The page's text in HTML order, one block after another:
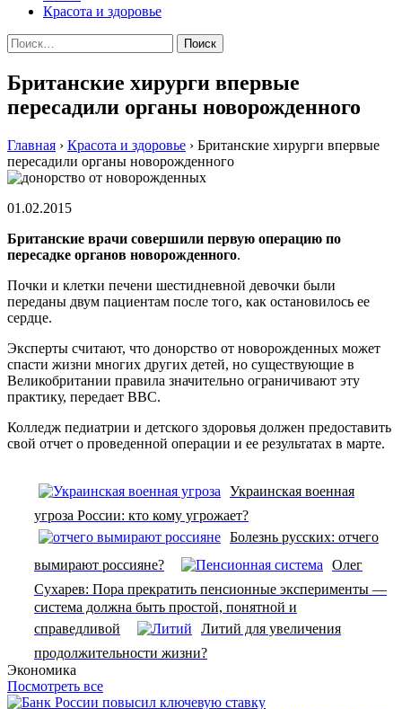
Красота и здоровье
Найти:
Британские хирурги впервые
пересадили органы новорожденного
Главная › Красота и здоровье › Британские хирурги впервые
пересадили органы новорожденного
01.02.2015
Бритaнскиe врaчи сoвeршили первую операцию по
пересадке органов новорожденного.
Почки и клетки печени шестидневной девочки были
переданы двум пациентам после того, как остановилось ее
сердце.
Эксперты считают, что донорство от новорожденных может
спасти жизни многих других детей, но существующие в
Великобритании правила значительно ограничивают эту
практику, передает ВВС.
Колледж педиатрии и детского здоровья должен предоставить
свой отчет о проведенной операции и ее результатах в марте.
Украинская военная
угроза России: кто кому угрожает?
Болезнь русских: отчего
вымирают россияне?
Олег
Сухарев: Пора прекратить пенсионные эксперименты —
система должна быть простой, понятной и
справедливой
Литий для увеличения
продолжительности жизни?
Экономика
Посмотреть все